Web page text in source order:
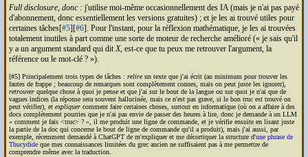
Full disclosure, donc : j'utilise moi-même occasionnellement des IA(mais je n'ai pas payé
d'abonnement, donc essentiellement les versions gratuites) ; et je les ai trouvé utiles pour
certaines tâches[#5][#6]. Pour l'instant, pour la réflexion mathématique, je les ai trouvées
totalement inutiles à part comme une sorte de moteur de recherche amélioré (
je sais qu'il
y a un argument standard qui ditX, est-ce que tu peux me retrouver l'argument, la
référence ou le mot-clé ?
).
[#5] Principalement trois types de tâches : relireun texte que j'ai écrit (au minimum pour trouver les
fautes de frappe ; beaucoup de remarques sont complètement connes, mais on peut juste les ignorer),
retrouverquelque chose à quoi je pense et que j'ai sur le bout de la langue ou sur quoi je n'ai que de
vagues indices (la réponse sera souvent hallucinée, mais ce n'est pas grave, si le bon truc est trouvé on
peut vérifier), et expliquercomment faire certaines choses, surtout en informatique (où on a affaire à des
docs complètement pourries que je n'ai pas envie de passer des heures à lire, donc je demande à un LLM
comment je fais <truc> ?
, il me produit une ligne de commande, et je vérifie ensuite en lisant juste
la partie de la doc qui concerne le bout de ligne de commande qu'il a produit), mais j'ai aussi, par
exemple, récemment demandé à ChatGPTde m'expliquer et me décortiquer la structure d'une phrase de
Thucydideque mes connaissances limitées du grec ancien ne suffisaient pas à me permettre de
comprendre même avec la traduction.